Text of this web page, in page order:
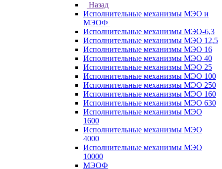
Назад
Исполнительные механизмы МЭО и
МЭОФ
Исполнительные механизмы МЭО-6,3
Исполнительные механизмы МЭО 12,5
Исполнительные механизмы МЭО 16
Исполнительные механизмы МЭО 40
Исполнительные механизмы МЭО 25
Исполнительные механизмы МЭО 100
Исполнительные механизмы МЭО 250
Исполнительные механизмы МЭО 160
Исполнительные механизмы МЭО 630
Исполнительные механизмы МЭО
1600
Исполнительные механизмы МЭО
4000
Исполнительные механизмы МЭО
10000
МЭОФ